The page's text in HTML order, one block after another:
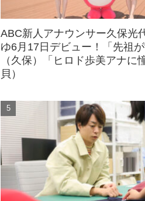
ABC新人アナウンサー久保光
ゆ6月17日デビュー！「先祖が“
（久保）「ヒロド歩美アナに
貝）